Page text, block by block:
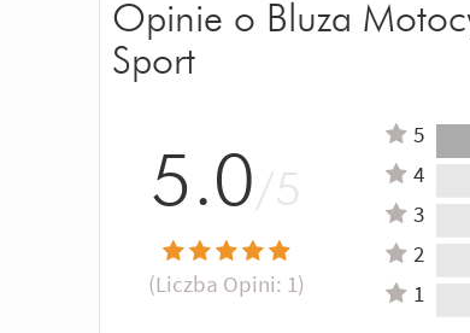
Opinie o Bluza
Sport
5.0/5
(Liczba Opini: 1)
5
4
3
2
1